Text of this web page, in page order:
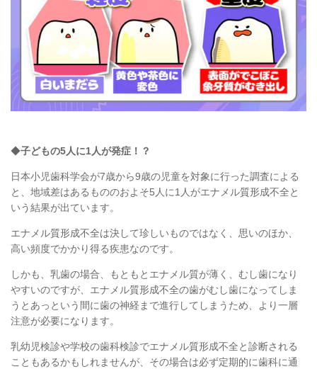
◆子どもの5人に1人が発症！？
日本小児歯科学会が7歳から9歳の児童を対象に行った調査による
と、地域差はあるもののおよそ5人に1人がエナメル質形成不全と
いう結果が出ています。
エナメル質形成不全は決して珍しいものではなく、思いのほか、
高い頻度でかかり得る疾患なのです。
しかも、乳歯の場合、もともとエナメル質が薄く、むし歯になり
やすいのですが、エナメル質形成不全の歯がむし歯になってしま
うとあっという間に歯の神経まで進行してしまうため、より一層
注意が必要になります。
乳幼児検診や学校の歯科検診でエナメル質形成不全と診断される
こともあるかもしれませんが、その場合は必ず定期的に歯科に通